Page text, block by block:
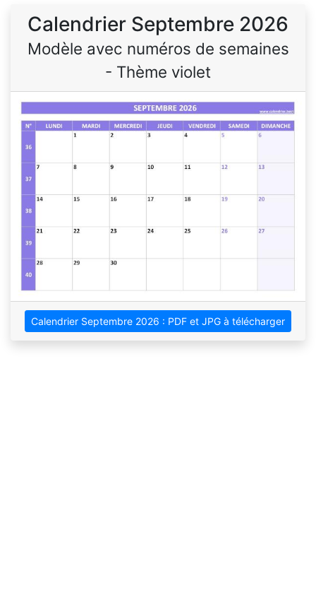
Calendrier Septembre 2026
Modèle avec numéros de semaines
- Thème violet
Calendrier Septembre 2026 : PDF et JPG à télécharger